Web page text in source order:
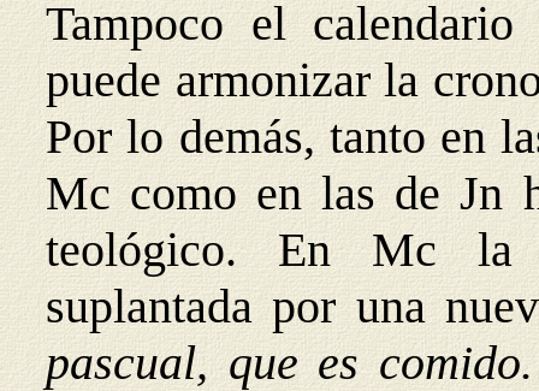
Tampoco el
puede armonizar la
Por lo demás, tanto en
Mc como en las de Jn
teológico. En Mc la
suplantada por una
pascual, que es